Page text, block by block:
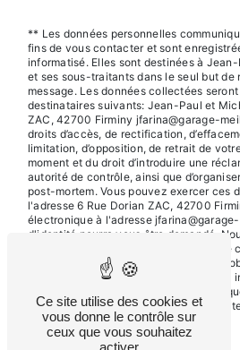
** Les données personnelles
fins de vous contacter et sont
informatisé. Elles sont destinées à
et ses sous-traitants dans le seul but de
message. Les données collectées
destinataires suivants: Jean-Paul et
ZAC, 42700 Firminy jfarina@garage-
droits d’accès, de rectification,
limitation, d’opposition, de retrait de
moment et du droit d’introduire une
autorité de contrôle, ainsi que
post-mortem. Vous pouvez exercer ces
l'adresse 6 Rue Dorian ZAC, 42700
électronique à l'adresse
d'identité pourra vous être demandé.
données pendant la période de prise
durée de prescription légale aux fins
contentieux. Vous avez le droit de vous
d'opposition au démarchage
adresse:Bloctel.gouv.fr. Consultez le
d’informations sur vos droits.
Ce site utilise des cookies et
vous donne le contrôle sur
ceux que vous souhaitez
activer